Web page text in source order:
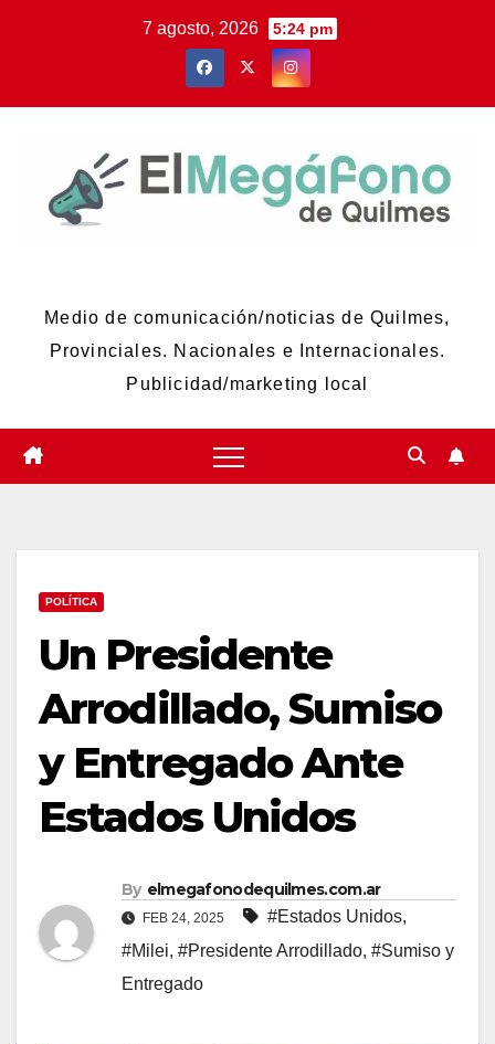
7 agosto, 2026 5:24 pm
Medio de comunicación/noticias de Quilmes,
Provinciales. Nacionales e Internacionales.
Publicidad/marketing local
POLÍTICA
Un Presidente
Arrodillado, Sumiso
y Entregado Ante
Estados Unidos
By elmegafonodequilmes.com.ar
FEB 24, 2025 #Estados Unidos,
#Milei, #Presidente Arrodillado, #Sumiso y
Entregado